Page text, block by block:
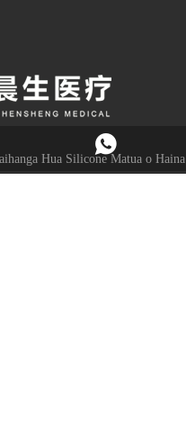
Hua Silicone Matua o Haina
+86- 13256790045